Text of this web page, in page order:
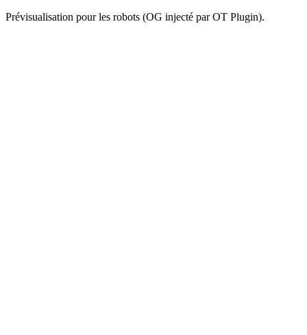
Prévisualisation pour les robots (OG injecté par OT Plugin).